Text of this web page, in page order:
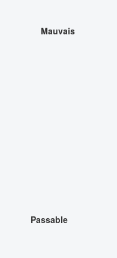
Mauvais
Passable